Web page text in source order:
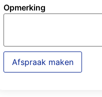
Opmerking
Afspraak maken